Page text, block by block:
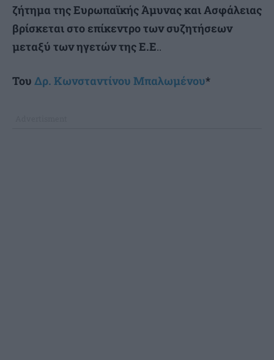
ζήτημα της Ευρωπαϊκής Άμυνας και Ασφάλειας
βρίσκεται στο επίκεντρο των συζητήσεων
μεταξύ των ηγετών της Ε.Ε..
Του Δρ. Κωνσταντίνου Μπαλωμένου*